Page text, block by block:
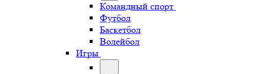
Командный спорт
Футбол
Баскетбол
Волейбол
Игры